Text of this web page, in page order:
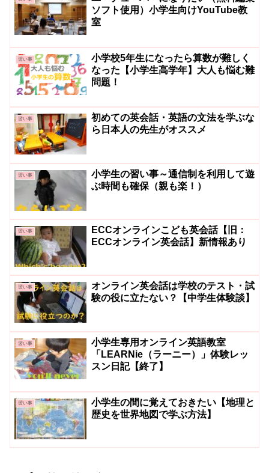
ソフト使用）小学生向けYouTube教
室
習い事
小学校5年生になったら算数が難しく
なった【小学生高学年】大人も悩む難
問題！
習い事
初めての英会話・英語の文法を学ぶな
ら日本人の先生がオススメ
習い事
小学生の習い事～通信制を利用して遊
ぶ時間も確保（親も楽！）
習い事
ECCオンラインこども英会話【旧：
ECCオンライン英会話】新情報あり
習い事
オンライン英会話は学校のテスト・試
験の役に立たない？【中学生体験談】
習い事
小学生専用オンライン英語教室
「LEARNie（ラーニー）」体験レッ
スン日記【終了】
習い事
小学生の間に覚えておきたい【地理と
歴史を世界地図で学ぶ方法】